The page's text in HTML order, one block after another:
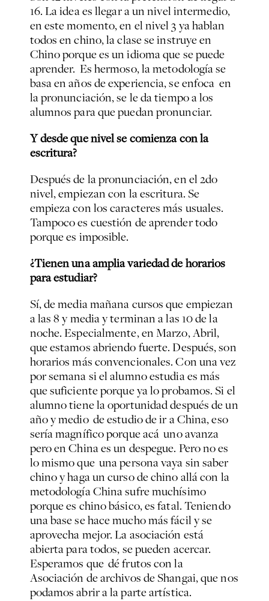
16. La idea es llegar a un nivel intermedio,
en este momento, en el nivel 3 ya hablan
todos en chino, la clase se instruye en
Chino porque es un idioma que se puede
aprender. Es hermoso, la metodología se
basa en años de experiencia, se enfoca en
la pronunciación, se le da tiempo a los
alumnos para que puedan pronunciar.
Y desde que nivel se comienza con la
escritura?
Después de la pronunciación, en el 2do
nivel, empiezan con la escritura. Se
empieza con los caracteres más usuales.
Tampoco es cuestión de aprender todo
porque es imposible.
¿Tienen una amplia variedad de horarios
para estudiar?
Sí, de media mañana cursos que empiezan
a las 8 y media y terminan a las 10 de la
noche. Especialmente, en Marzo, Abril,
que estamos abriendo fuerte. Después, son
horarios más convencionales. Con una vez
por semana si el alumno estudia es más
que suficiente porque ya lo probamos. Si el
alumno tiene la oportunidad después de un
año y medio de estudio de ir a China, eso
sería magnífico porque acá uno avanza
pero en China es un despegue. Pero no es
lo mismo que una persona vaya sin saber
chino y haga un curso de chino allá con la
metodología China sufre muchísimo
porque es chino básico, es fatal. Teniendo
una base se hace mucho más fácil y se
aprovecha mejor. La asociación está
abierta para todos, se pueden acercar.
Esperamos que dé frutos con la
Asociación de archivos de Shangai, que nos
podamos abrir a la parte artística.